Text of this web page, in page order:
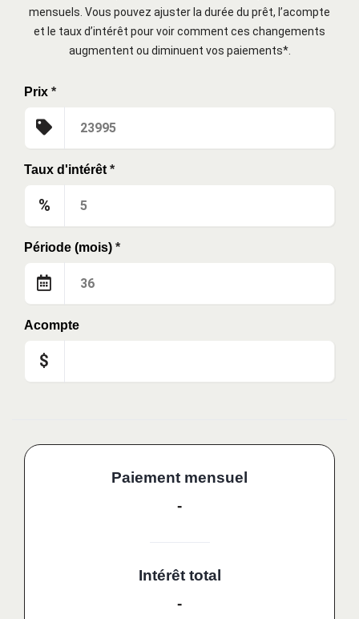
mensuels. Vous pouvez ajuster la durée du prêt, l’acompte
et le taux d’intérêt pour voir comment ces changements
augmentent ou diminuent vos paiements*.
Prix *
Taux d'intérêt *
%
Période (mois) *
Acompte
$
Paiement mensuel
-
Intérêt total
-